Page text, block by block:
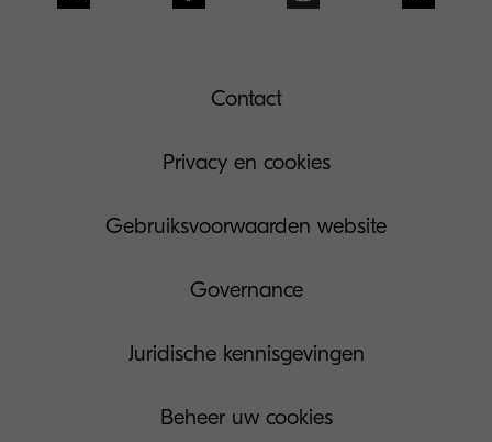
Contact
Privacy en cookies
Gebruiksvoorwaarden website
Governance
Juridische kennisgevingen
Beheer uw cookies